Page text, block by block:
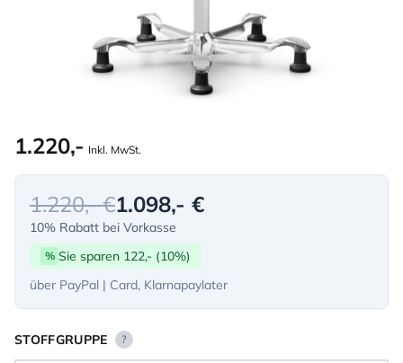
1.220,- Inkl. MwSt.
1.220,- €1.098,- €
10% Rabatt bei Vorkasse
% Sie sparen 122,- (10%)
über PayPal | Card, Klarnapaylater
STOFFGRUPPE ?